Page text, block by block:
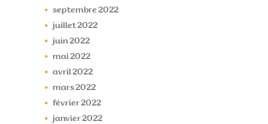
septembre 2022
juillet2022
juin2022
mai2022
avril2022
mars2022
février2022
janvier2022